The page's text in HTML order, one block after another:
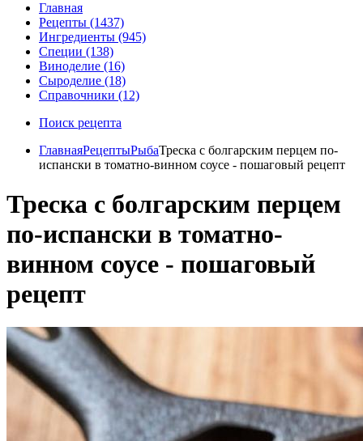
Главная
Рецепты (1437)
Ингредиенты (945)
Специи (138)
Виноделие (16)
Сыроделие (18)
Справочники (12)
Поиск рецепта
ГлавнаяРецептыРыбаТреска с болгарским перцем по-
испански в томатно-винном соусе - пошаговый рецепт
Треска с болгарским перцем
по-испански в томатно-
винном соусе - пошаговый
рецепт